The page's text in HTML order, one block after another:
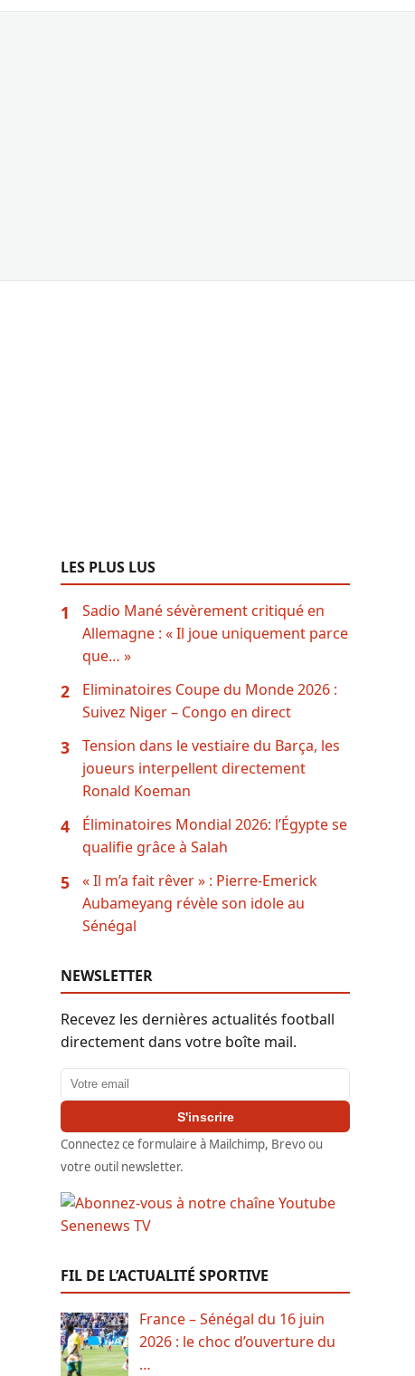
LES PLUS LUS
1
Sadio Mané sévèrement critiqué en
Allemagne : « Il joue uniquement parce
que… »
2
Eliminatoires Coupe du Monde 2026 :
Suivez Niger – Congo en direct
3
Tension dans le vestiaire du Barça, les
joueurs interpellent directement
Ronald Koeman
4
Éliminatoires Mondial 2026: l’Égypte se
qualifie grâce à Salah
5
« Il m’a fait rêver » : Pierre-Emerick
Aubameyang révèle son idole au
Sénégal
NEWSLETTER
Recevez les dernières actualités football
directement dans votre boîte mail.
Adresse email
S'inscrire
Connectez ce formulaire à Mailchimp, Brevo ou
votre outil newsletter.
FIL DE L’ACTUALITÉ SPORTIVE
France – Sénégal du 16 juin
2026 : le choc d’ouverture du
…